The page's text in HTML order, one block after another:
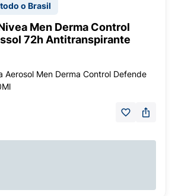
o Brasil
Men Derma Control
72h Antitranspirante
Aerosol Men Derma Control Defende